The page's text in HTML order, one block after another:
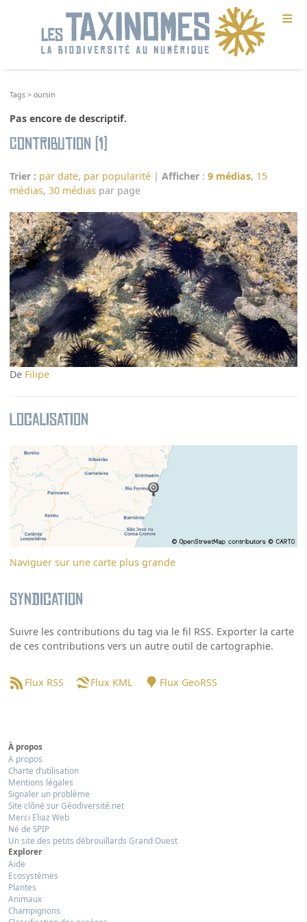
≡
Tags >oursin
Pas encore de descriptif.
Contribution (1)
Trier : par date, par popularité |Afficher :9 médias, 15
médias,30 médias par page
De Filipe
Localisation
Naviguer sur une carte plus grande
Syndication
Suivre les contributions du tag via le fil RSS. Exporter la carte
de ces contributions vers un autre outil de cartographie.
Flux RSS Flux KML Flux GeoRSS
À propos
A propos
Charte d’utilisation
Mentions légales
Signaler un problème
Site clôné sur Géodiversité.net
Merci Eliaz Web
Né de SPIP
Un site des petits débrouillards Grand Ouest
Explorer
Aide
Ecosystèmes
Plantes
Animaux
Champignons